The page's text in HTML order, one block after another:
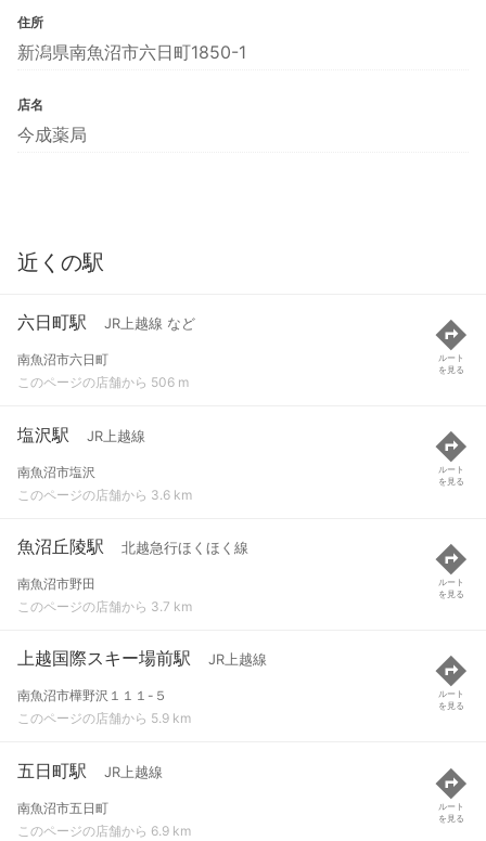
住所
新潟県南魚沼市六日町1850-1
店名
今成薬局
近くの駅
六日町駅 JR上越線 など
南魚沼市六日町
このページの店舗から 506 m
ルート
を見る
塩沢駅 JR上越線
南魚沼市塩沢
このページの店舗から 3.6 km
ルート
を見る
魚沼丘陵駅 北越急行ほくほく線
南魚沼市野田
このページの店舗から 3.7 km
ルート
を見る
上越国際スキー場前駅 JR上越線
南魚沼市樺野沢１１１-５
このページの店舗から 5.9 km
ルート
を見る
五日町駅 JR上越線
南魚沼市五日町
このページの店舗から 6.9 km
ルート
を見る